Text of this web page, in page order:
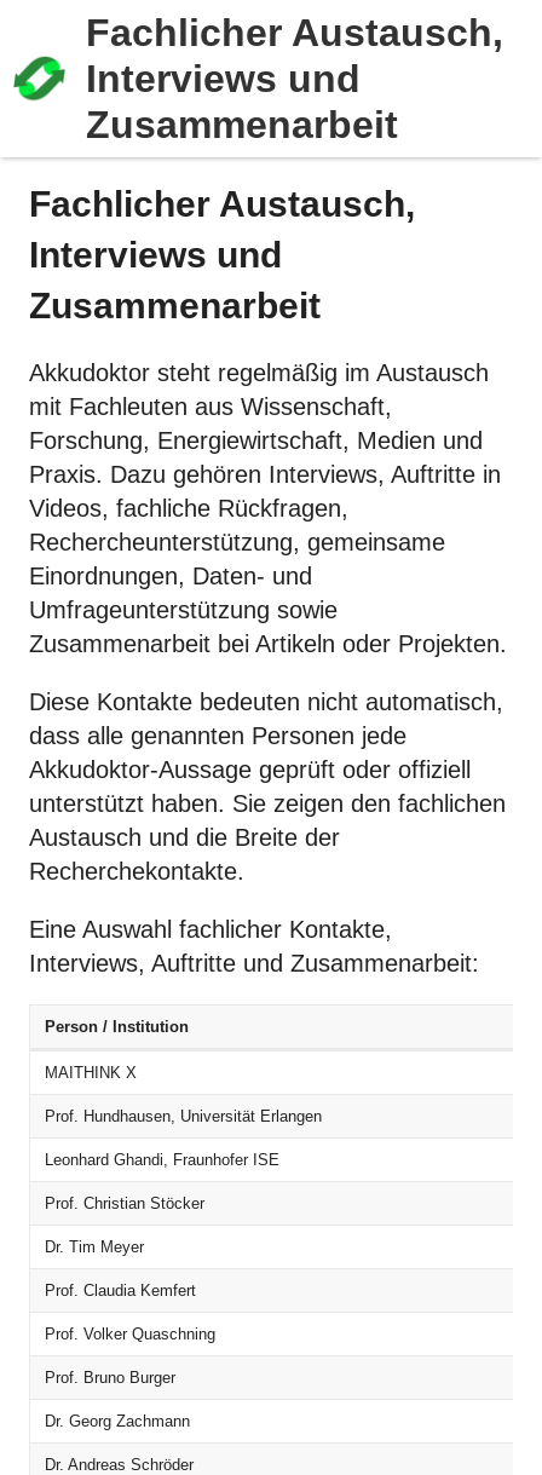
Fachlicher Austausch,
Interviews und
Zusammenarbeit
Fachlicher Austausch,
Interviews und
Zusammenarbeit
Akkudoktor steht regelmäßig im Austausch
mit Fachleuten aus Wissenschaft,
Forschung, Energiewirtschaft, Medien und
Praxis. Dazu gehören Interviews, Auftritte in
Videos, fachliche Rückfragen,
Rechercheunterstützung, gemeinsame
Einordnungen, Daten- und
Umfrageunterstützung sowie
Zusammenarbeit bei Artikeln oder Projekten.
Diese Kontakte bedeuten nicht automatisch,
dass alle genannten Personen jede
Akkudoktor-Aussage geprüft oder offiziell
unterstützt haben. Sie zeigen den fachlichen
Austausch und die Breite der
Recherchekontakte.
Eine Auswahl fachlicher Kontakte,
Interviews, Auftritte und Zusammenarbeit:
Person / Institution
MAITHINK X
Prof. Hundhausen, Universität Erlangen
Leonhard Ghandi, Fraunhofer ISE
Prof. Christian Stöcker
Dr. Tim Meyer
Prof. Claudia Kemfert
Prof. Volker Quaschning
Prof. Bruno Burger
Dr. Georg Zachmann
Dr. Andreas Schröder